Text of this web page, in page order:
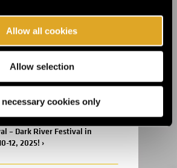
Allow all cookies
Allow selection
necessary cookies only
Hangö Teaterträff is right
›
authentic and personal
– Dark River Festival in
12, 2025! ›